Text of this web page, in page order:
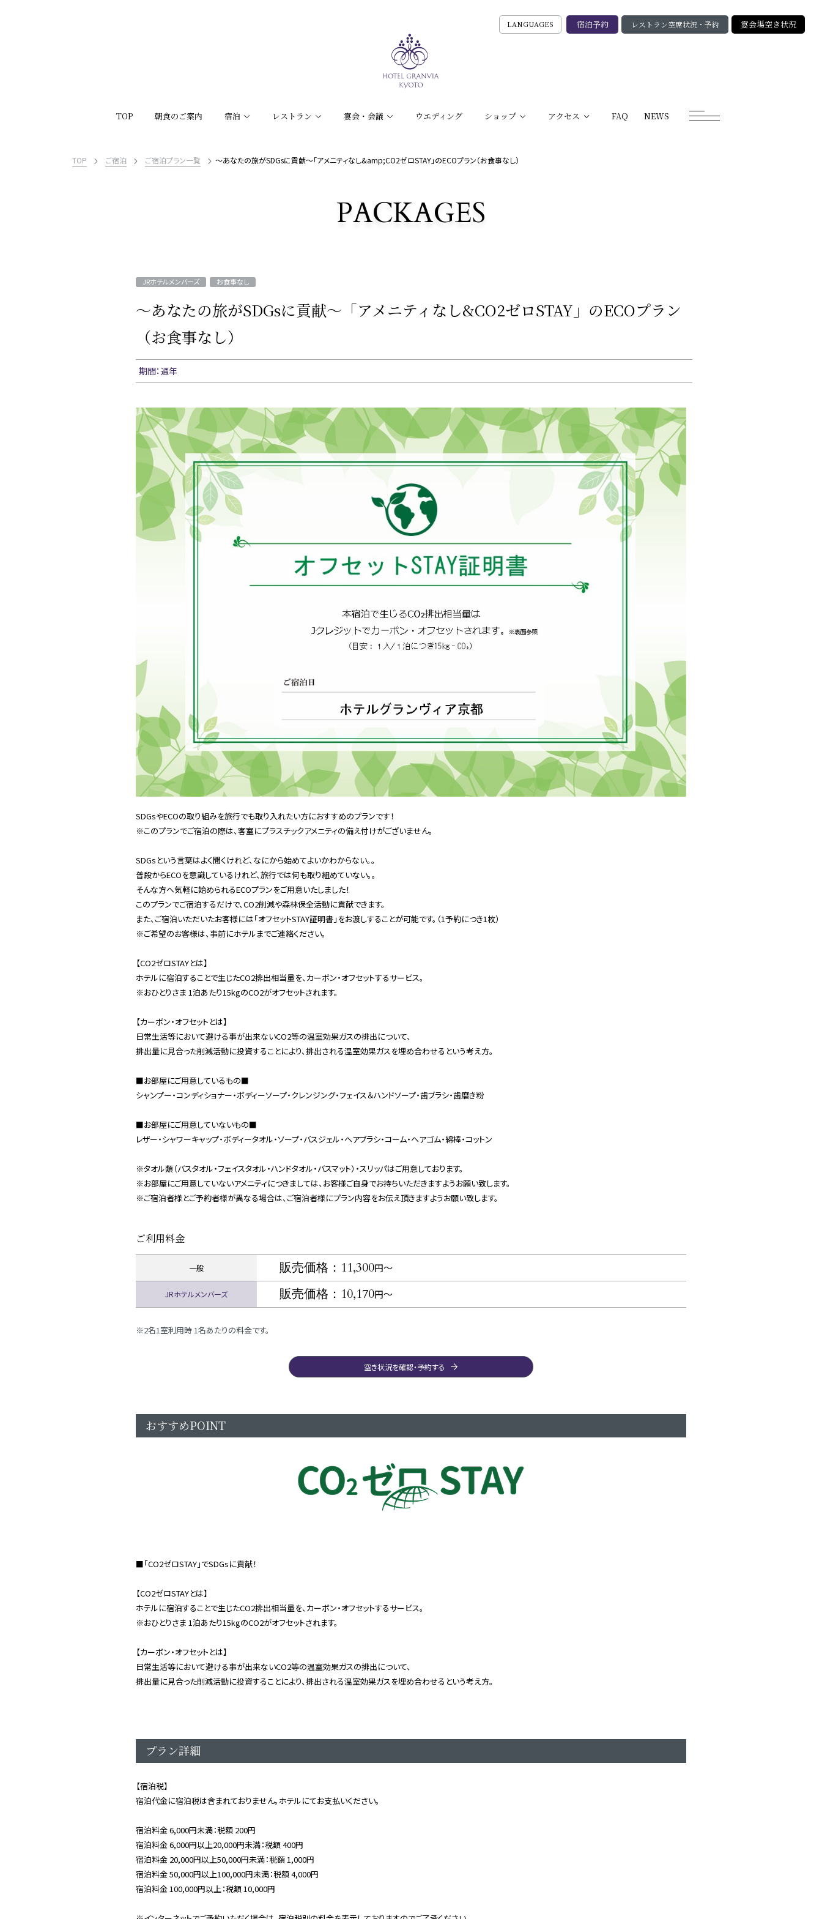
TOP 朝食のご案内 宿泊 レストラン 宴会・会議 ウエディング ショップ アクセス FAQ NEWS
LANGUAGES 宿泊予約 レストラン空席状況・予約 宴会場空き状況
宿泊プラン一覧
PACKAGES
TOP ご宿泊 ご宿泊プラン一覧 ～あなたの旅がSDGsに貢献～「アメニティなし&amp;CO2ゼロSTAY」のECOプラン（お食事なし）
～あなたの旅がSDGsに貢献～「アメニティなし&CO2ゼロSTAY」のECOプラン
（お食事なし）
JRホテルメンバーズ お食事なし
期間：通年
SDGsやECOの取り組みを旅行でも取り入れたい方におすすめのプランです！
※このプランでご宿泊の際は、客室にプラスチックアメニティの備え付けがございません。
SDGsという言葉はよく聞くけれど、なにから始めてよいかわからない。。
普段からECOを意識しているけれど、旅行では何も取り組めていない。。
そんな方へ気軽に始められるECOプランをご用意いたしました！
このプランでご宿泊するだけで、CO2削減や森林保全活動に貢献できます。
また、ご宿泊いただいたお客様には「オフセットSTAY証明書」をお渡しすることが可能です。（1予約につき1枚）
※ご希望のお客様は、事前にホテルまでご連絡ください。
【CO2ゼロSTAYとは】
ホテルに宿泊することで生じたCO2排出相当量を、カーボン・オフセットするサービス。
※おひとりさま 1泊あたり15kgのCO2がオフセットされます。
【カーボン・オフセットとは】
日常生活等において避ける事が出来ないCO2等の温室効果ガスの排出について、
排出量に見合った削減活動に投資することにより、排出される温室効果ガスを埋め合わせるという考え方。
■お部屋にご用意しているもの■
シャンプー・コンディショナー・ボディーソープ・クレンジング・フェイス＆ハンドソープ・歯ブラシ・歯磨き粉
■お部屋にご用意していないもの■
レザー・シャワーキャップ・ボディータオル・ソープ・バスジェル・ヘアブラシ・コーム・ヘアゴム・綿棒・コットン
※タオル類（バスタオル・フェイスタオル・ハンドタオル・バスマット）・スリッパはご用意しております。
※お部屋にご用意していないアメニティにつきましては、お客様ご自身でお持ちいただきますようお願い致します。
※ご宿泊者様とご予約者様が異なる場合は、ご宿泊者様にプラン内容をお伝え頂きますようお願い致します。
ご利用料金
一般 販売価格：11,300円〜
JRホテルメンバーズ 販売価格：10,170円〜
2名1室利用時 1名あたりの料金です。
空き状況を確認・予約する
おすすめPOINT
■「CO2ゼロSTAY」でSDGsに貢献！
【CO2ゼロSTAYとは】
ホテルに宿泊することで生じたCO2排出相当量を、カーボン・オフセットするサービス。
※おひとりさま 1泊あたり15kgのCO2がオフセットされます。
【カーボン・オフセットとは】
日常生活等において避ける事が出来ないCO2等の温室効果ガスの排出について、
排出量に見合った削減活動に投資することにより、排出される温室効果ガスを埋め合わせるという考え方。
プラン詳細
【宿泊税】
宿泊代金に宿泊税は含まれておりません。ホテルにてお支払いください。
宿泊料金 6,000円未満：税額 200円
宿泊料金 6,000円以上20,000円未満：税額 400円
宿泊料金 20,000円以上50,000円未満：税額 1,000円
宿泊料金 50,000円以上100,000円未満：税額 4,000円
宿泊料金 100,000円以上：税額 10,000円